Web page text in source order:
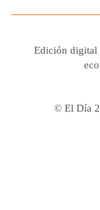
Edición digital
© El Día